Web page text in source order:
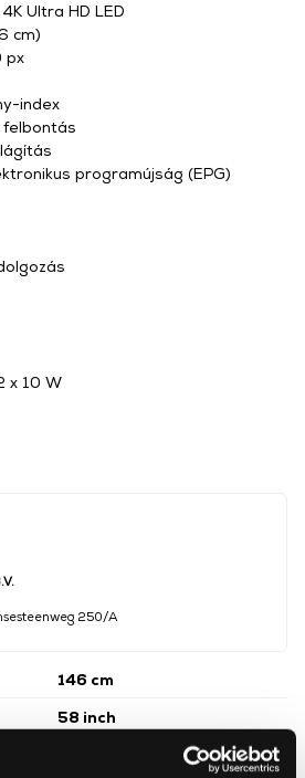
250/A
146 cm
58 inch
Ultra HD LED
cm)
px
index
programújság (EPG)
x 10 W